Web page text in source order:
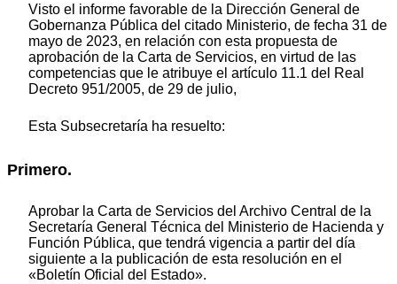
Visto el informe favorable de la Dirección General de
Gobernanza Pública del citado Ministerio, de fecha 31 de
mayo de 2023, en relación con esta propuesta de
aprobación de la Carta de Servicios, en virtud de las
competencias que le atribuye el artículo 11.1 del Real
Decreto 951/2005, de 29 de julio,
Esta Subsecretaría ha resuelto:
Primero.
Aprobar la Carta de Servicios del Archivo Central de la
Secretaría General Técnica del Ministerio de Hacienda y
Función Pública, que tendrá vigencia a partir del día
siguiente a la publicación de esta resolución en el
«Boletín Oficial del Estado».